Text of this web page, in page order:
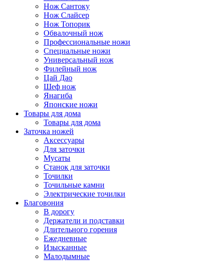
Нож Сантоку
Нож Слайсер
Нож Топорик
Обвалочный нож
Профессиональные ножи
Специальные ножи
Универсальный нож
Филейный нож
Цай Дао
Шеф нож
Янагиба
Японские ножи
Товары для дома
Товары для дома
Заточка ножей
Аксессуары
Для заточки
Мусаты
Станок для заточки
Точилки
Точильные камни
Электрические точилки
Благовония
В дорогу
Держатели и подставки
Длительного горения
Ежедневные
Изысканные
Малодымные